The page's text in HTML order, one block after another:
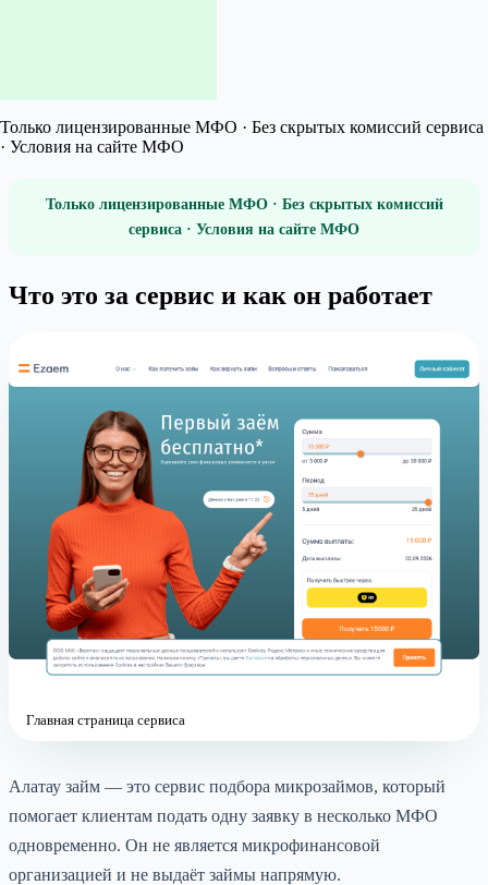
Только лицензированные МФО · Без скрытых комиссий сервиса
· Условия на сайте МФО
Только лицензированные МФО · Без скрытых комиссий
сервиса · Условия на сайте МФО
Что это за сервис и как он работает
Главная страница сервиса
Алатау займ — это сервис подбора микрозаймов, который
помогает клиентам подать одну заявку в несколько МФО
одновременно. Он не является микрофинансовой
организацией и не выдаёт займы напрямую.